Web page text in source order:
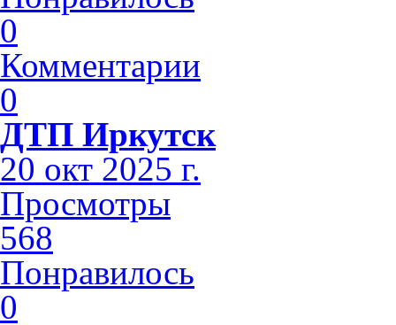
0
Комментарии
0
ДТП Иркутск
20 окт 2025 г.
Просмотры
568
Понравилось
0